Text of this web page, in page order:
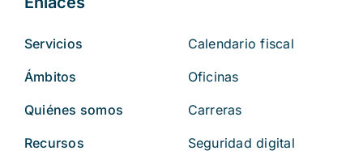
Servicios
Ámbitos
Quiénes somos
Recursos
Calendario fiscal
Oficinas
Carreras
Seguridad digital